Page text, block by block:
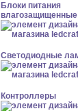
Блоки питания
влагозащищенные
Светодиодные
Контроллеры